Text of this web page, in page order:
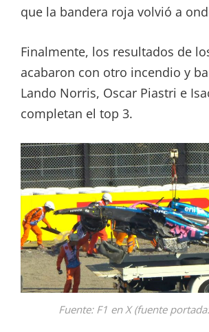
que la bandera roja volvió a
Finalmente, los resultados de
acabaron con otro incendio y
Lando Norris, Oscar Piastri e
completan el top 3.
Fuente: F1 en X (fuente